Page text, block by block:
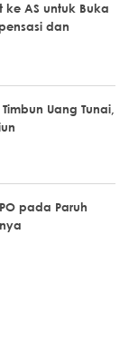
ke AS untuk Buka
dan
Uang Tunai,
pada Paruh